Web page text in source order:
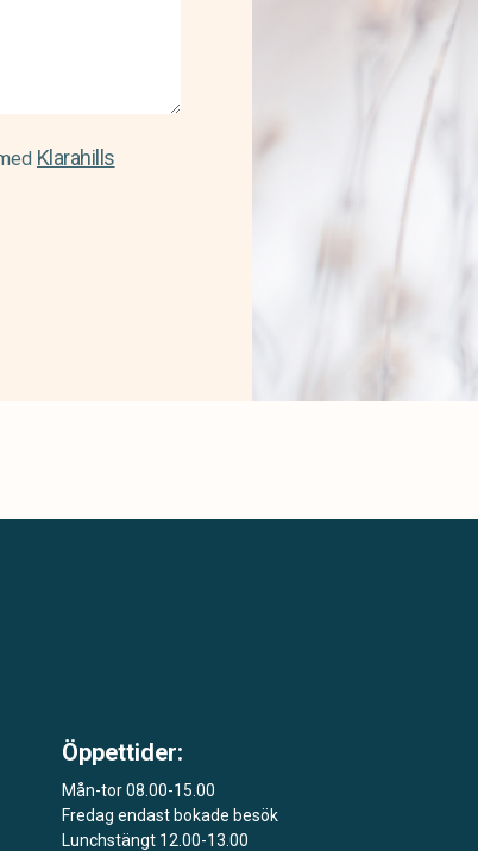
Klarahills
Öppettider:
Mån-tor 08.00-15.00
Fredag endast bokade besök
Lunchstängt 12.00-13.00